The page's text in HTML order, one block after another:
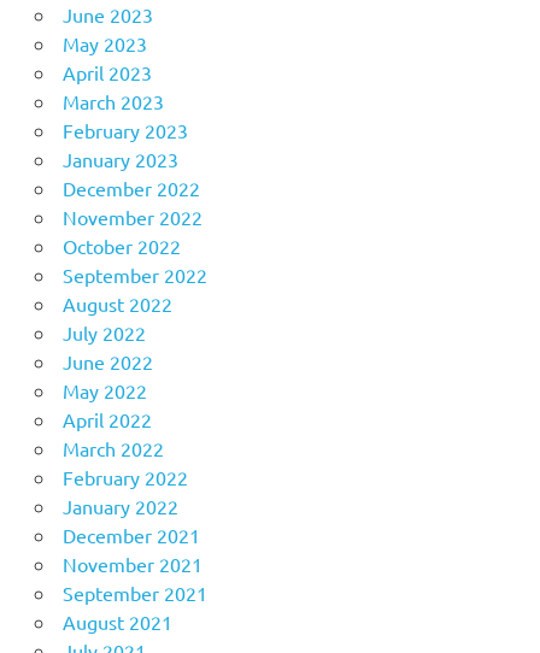
June 2023
May 2023
April 2023
March 2023
February 2023
January 2023
December 2022
November 2022
October 2022
September 2022
August 2022
July 2022
June 2022
May 2022
April 2022
March 2022
February 2022
January 2022
December 2021
November 2021
September 2021
August 2021